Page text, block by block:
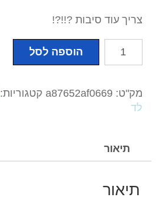
צריך עוד סיבות ?!!?!
תאורת
לד
120CM
72Wעוצמתית
זולה-
הוספה לסל
מק"ט: a87652af0669 קטגוריות:
לד
תיאור
תיאור